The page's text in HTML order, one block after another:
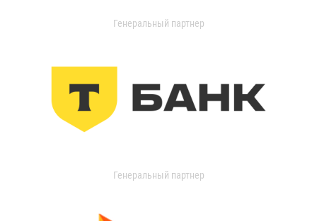
Генеральный партнер
Генеральный партнер